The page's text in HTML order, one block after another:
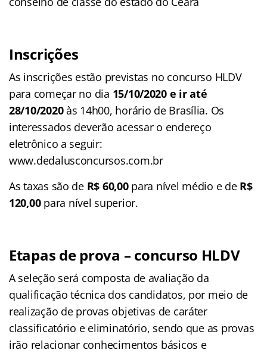
Inscrições
As inscrições estão previstas no concurso HLDV
para começar no dia 15/10/2020 e ir até
28/10/2020às 14h00, horário de Brasília. Os
interessados deverão acessar o endereço
eletrônico a seguir:
www.dedalusconcursos.com.br
As taxas são de R$ 60,00para nível médio e deR$
120,00para nível superior.
Etapas de prova – concurso HLDV
A seleção será composta de avaliação da
qualificação técnica dos candidatos, por meio de
realização de provas objetivas de caráter
classificatório e eliminatório, sendo que as provas
irão relacionar conhecimentos básicos e